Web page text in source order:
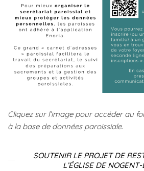
Cliquez sur l’image pour accéder au
à la base de données paroissiale.
SOUTENIR LE PROJET DE
L’ÉGLISE DE